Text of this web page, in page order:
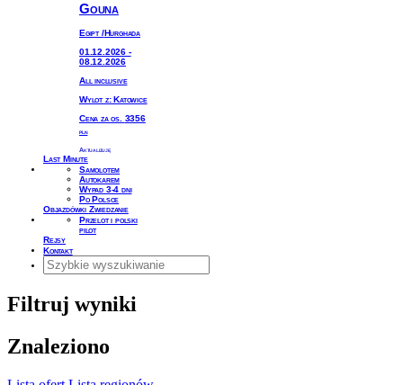
Gouna
Egipt/Hurghada
01.12.2026 -
08.12.2026
All inclusive
Wylot z: Katowice
Cena za os. 3356
PLN
Aktualizuję
Last Minute
Samolotem
Autokarem
Wypad 3-4 dni
Po Polsce
Objazdówki Zwiedzanie
Przelot i polski
pilot
Rejsy
Kontakt
Filtruj wyniki
Znaleziono